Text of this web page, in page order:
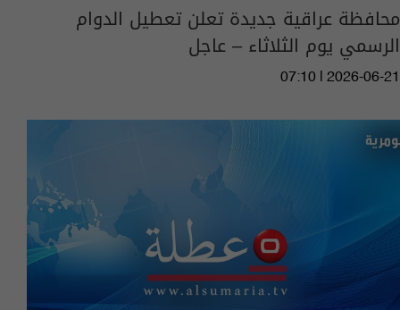
محافظة عراقية جديدة تعلن تعطيل الدوام
الرسمي يوم الثلاثاء – عاجل
07:10 | 2026-06-21